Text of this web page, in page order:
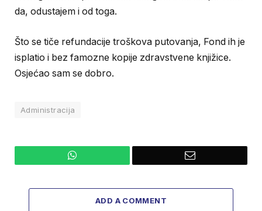
da, odustajem i od toga.
Što se tiče refundacije troškova putovanja, Fond ih je
isplatio i bez famozne kopije zdravstvene knjižice.
Osjećao sam se dobro.
Administracija
WhatsApp Email
ADD A COMMENT